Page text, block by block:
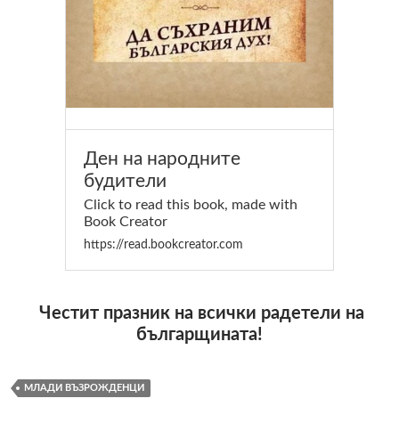
Ден на народните
будители
Click to read this book, made with
Book Creator
https://read.bookcreator.com
Честит празник на всички радетели на
българщината!
МЛАДИ ВЪЗРОЖДЕНЦИ